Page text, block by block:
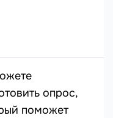
опрос,
поможет